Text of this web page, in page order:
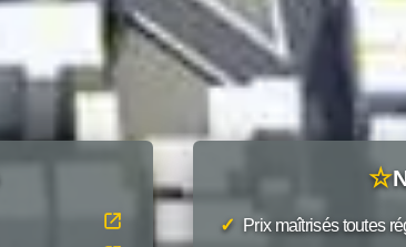
☆
✓ Prix maîtrisés toutes